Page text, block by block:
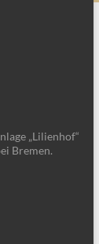
„Lilienhof“
Bremen.